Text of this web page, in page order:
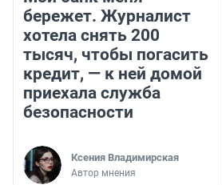
бережет. Журналист
хотела снять 200
тысяч, чтобы погасить
кредит, — к ней домой
приехала служба
безопасности
Ксения Владимирская
Автор мнения